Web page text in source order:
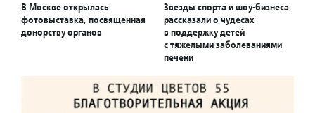
В Москве открылась
фотовыставка, посвященная
донорству органов
Звезды спорта и шоу-бизнеса
рассказали о чудесах
в поддержку детей
с тяжелыми заболеваниями
печени